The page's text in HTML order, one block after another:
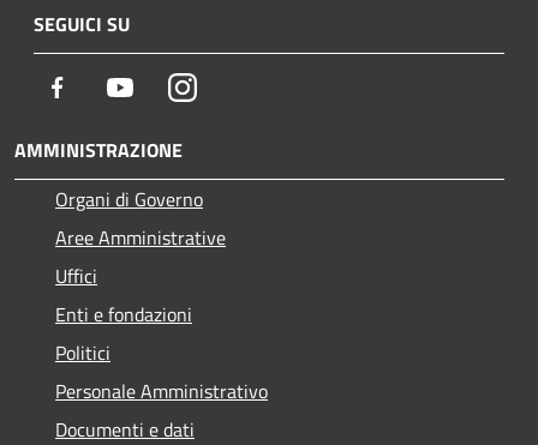
SEGUICI SU
Facebook YoutubeInstagram
AMMINISTRAZIONE
Organi di Governo
Aree Amministrative
Uffici
Enti e fondazioni
Politici
Personale Amministrativo
Documenti e dati